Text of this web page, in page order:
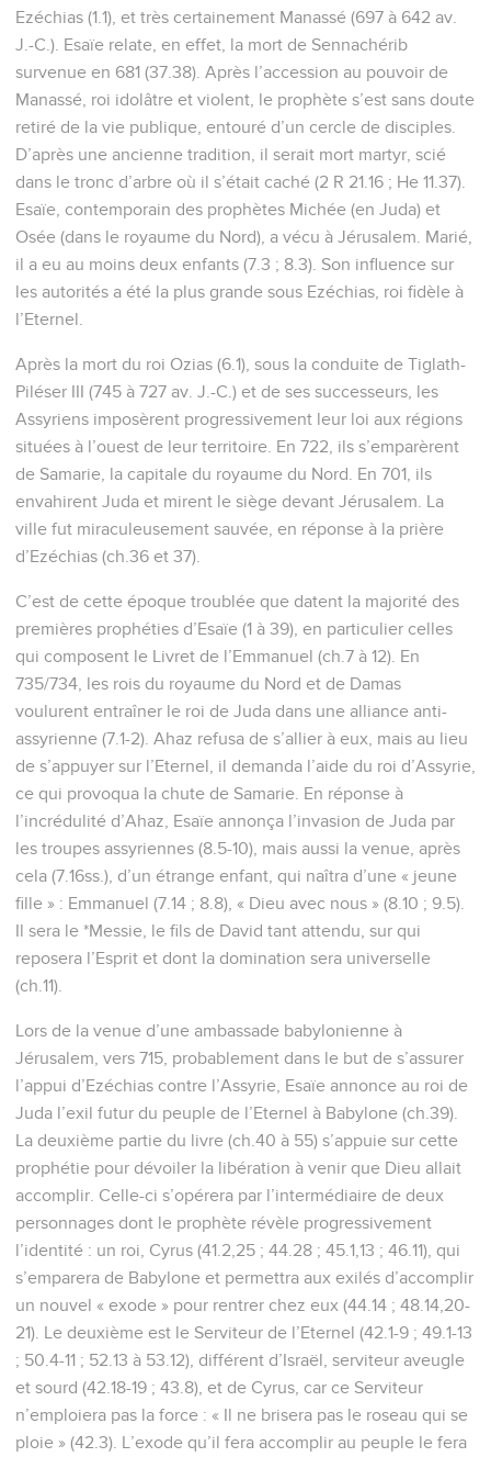
Ezéchias (1.1), et très certainement Manassé (697 à 642 av.
J.-C.). Esaïe relate, en effet, la mort de Sennachérib
survenue en 681 (37.38). Après l’accession au pouvoir de
Manassé, roi idolâtre et violent, le prophète s’est sans doute
retiré de la vie publique, entouré d’un cercle de disciples.
D’après une ancienne tradition, il serait mort martyr, scié
dans le tronc d’arbre où il s’était caché (2 R 21.16 ; He 11.37).
Esaïe, contemporain des prophètes Michée (en Juda) et
Osée (dans le royaume du Nord), a vécu à Jérusalem. Marié,
il a eu au moins deux enfants (7.3 ; 8.3). Son influence sur
les autorités a été la plus grande sous Ezéchias, roi fidèle à
l’Eternel.
Après la mort du roi Ozias (6.1), sous la conduite de Tiglath-
Piléser III (745 à 727 av. J.-C.) et de ses successeurs, les
Assyriens imposèrent progressivement leur loi aux régions
situées à l’ouest de leur territoire. En 722, ils s’emparèrent
de Samarie, la capitale du royaume du Nord. En 701, ils
envahirent Juda et mirent le siège devant Jérusalem. La
ville fut miraculeusement sauvée, en réponse à la prière
d’Ezéchias (ch.36 et 37).
C’est de cette époque troublée que datent la majorité des
premières prophéties d’Esaïe (1 à 39), en particulier celles
qui composent le Livret de l’Emmanuel (ch.7 à 12). En
735/734, les rois du royaume du Nord et de Damas
voulurent entraîner le roi de Juda dans une alliance anti-
assyrienne (7.1-2). Ahaz refusa de s’allier à eux, mais au lieu
de s’appuyer sur l’Eternel, il demanda l’aide du roi d’Assyrie,
ce qui provoqua la chute de Samarie. En réponse à
l’incrédulité d’Ahaz, Esaïe annonça l’invasion de Juda par
les troupes assyriennes (8.5-10), mais aussi la venue, après
cela (7.16ss.), d’un étrange enfant, qui naîtra d’une « jeune
fille » : Emmanuel (7.14 ; 8.8), « Dieu avec nous » (8.10 ; 9.5).
Il sera le *Messie, le fils de David tant attendu, sur qui
reposera l’Esprit et dont la domination sera universelle
(ch.11).
Lors de la venue d’une ambassade babylonienne à
Jérusalem, vers 715, probablement dans le but de s’assurer
l’appui d’Ezéchias contre l’Assyrie, Esaïe annonce au roi de
Juda l’exil futur du peuple de l’Eternel à Babylone (ch.39).
La deuxième partie du livre (ch.40 à 55) s’appuie sur cette
prophétie pour dévoiler la libération à venir que Dieu allait
accomplir. Celle-ci s’opérera par l’intermédiaire de deux
personnages dont le prophète révèle progressivement
l’identité : un roi, Cyrus (41.2,25 ; 44.28 ; 45.1,13 ; 46.11), qui
s’emparera de Babylone et permettra aux exilés d’accomplir
un nouvel « exode » pour rentrer chez eux (44.14 ; 48.14,20-
21). Le deuxième est le Serviteur de l’Eternel (42.1-9 ; 49.1-13
; 50.4-11 ; 52.13 à 53.12), différent d’Israël, serviteur aveugle
et sourd (42.18-19 ; 43.8), et de Cyrus, car ce Serviteur
n’emploiera pas la force : « Il ne brisera pas le roseau qui se
ploie » (42.3). L’exode qu’il fera accomplir au peuple le fera